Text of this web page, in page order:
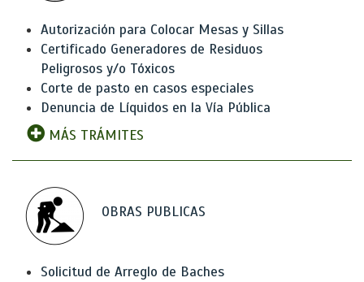
Autorización para Colocar Mesas y Sillas
Certificado Generadores de Residuos
Peligrosos y/o Tóxicos
Corte de pasto en casos especiales
Denuncia de Líquidos en la Vía Pública
MÁS TRÁMITES
OBRAS PUBLICAS
Solicitud de Arreglo de Baches